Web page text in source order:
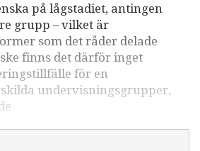
på lågstadiet, antingen
grupp – vilket är
som det råder delade
finns det därför inget
för en
undervisningsgrupper,